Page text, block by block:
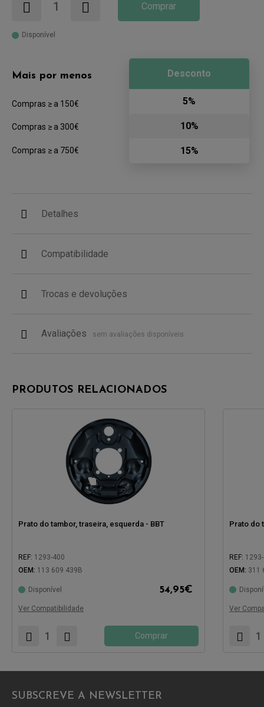
Comprar
Disponível
Mais por menos
Compras ≥ a 150€
Compras ≥ a 300€
Compras ≥ a 750€
Desconto
5%
10%
15%
Detalhes
Compatibilidade
Trocas e devoluções
Avaliações sem avaliações disponíveis
PRODUTOS RELACIONADOS
Prato do tambor, traseira, esquerda - BBT
REF: 1293-400
OEM: 113 609 439B
Disponível 54,95€
Ver Compatibilidade
Comprar
Prato do
REF:
OEM: 311
Ver
SUBSCREVE A NEWSLETTER